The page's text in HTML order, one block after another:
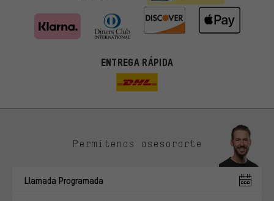
ENTREGA RÁPIDA
Permítenos asesorarte
Llamada Programada
ti. Las cookies de marketing nos ayudan a identificar tus